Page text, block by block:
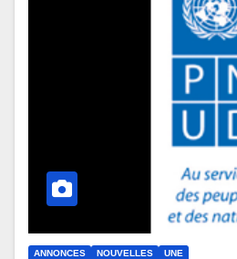
ANNONCES NOUVELLES UNE